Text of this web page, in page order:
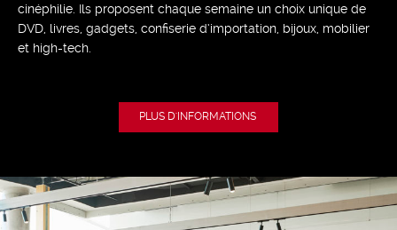
cinéphilie. Ils proposent chaque semaine un choix unique de
DVD, livres, gadgets, confiserie d’importation, bijoux, mobilier
et high-tech.
PLUS D'INFORMATIONS